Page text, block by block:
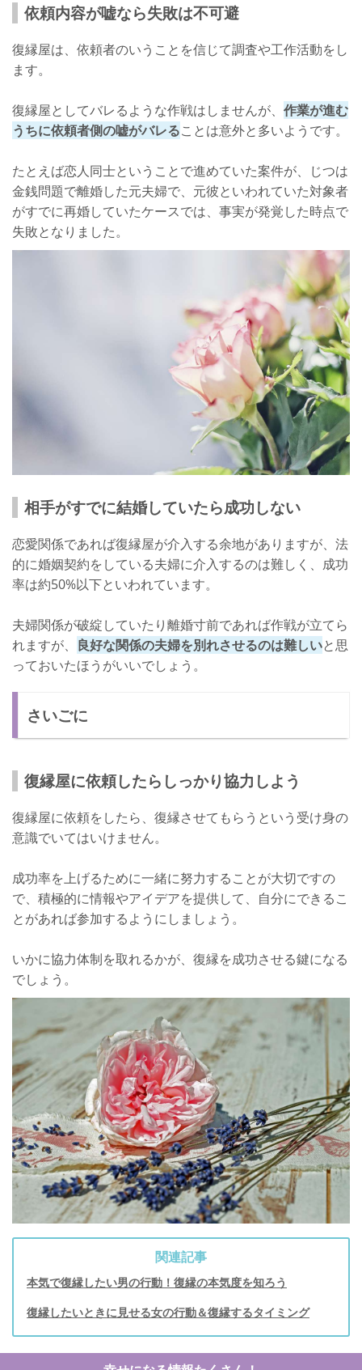
依頼内容が嘘なら失敗は不可避
復縁屋は、依頼者のいうことを信じて調査や工作活動をし
ます。
復縁屋としてバレるような作戦はしませんが、 作業が進む
うちに依頼者側の嘘がバレることは意外と多いようです。
たとえば恋人同士ということで進めていた案件が、じつは
金銭問題で離婚した元夫婦で、元彼といわれていた対象者
がすでに再婚していたケースでは、事実が発覚した時点で
失敗となりました。
相手がすでに結婚していたら成功しない
恋愛関係であれば復縁屋が介入する余地がありますが、法
的に婚姻契約をしている夫婦に介入するのは難しく、成功
率は約50%以下といわれています。
夫婦関係が破綻していたり離婚寸前であれば作戦が立てら
れますが、 良好な関係の夫婦を別れさせるのは難しいと思
っておいたほうがいいでしょう。
さいごに
復縁屋に依頼したらしっかり協力しよう
復縁屋に依頼をしたら、復縁させてもらうという受け身の
意識でいてはいけません。
成功率を上げるために一緒に努力することが大切ですの
で、積極的に情報やアイデアを提供して、自分にできるこ
とがあれば参加するようにしましょう。
いかに協力体制を取れるかが、復縁を成功させる鍵になる
でしょう。
関連記事
本気で復縁したい男の行動！復縁の本気度を知ろう
復縁したいときに見せる女の行動＆復縁するタイミング